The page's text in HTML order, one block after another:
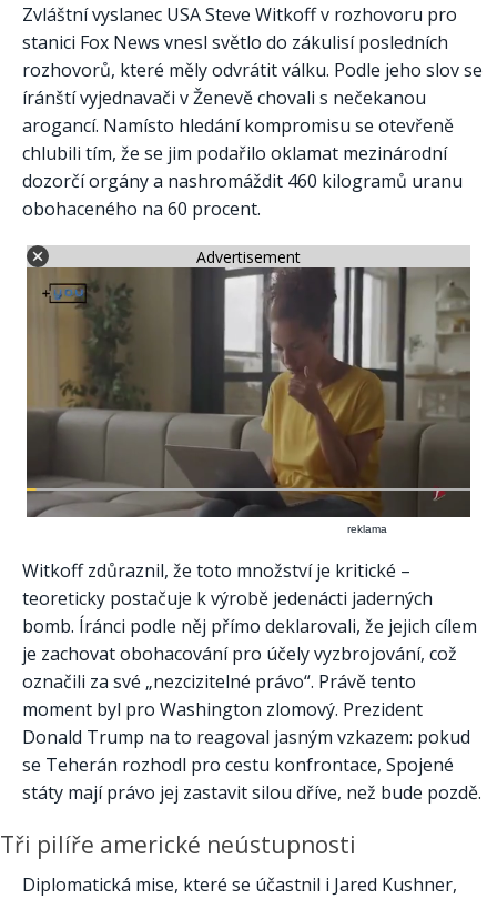
Zvláštní vyslanec USA Steve Witkoff v rozhovoru pro
stanici Fox News vnesl světlo do zákulisí posledních
rozhovorů, které měly odvrátit válku. Podle jeho slov se
íránští vyjednavači v Ženevě chovali s nečekanou
arogancí. Namísto hledání kompromisu se otevřeně
chlubili tím, že se jim podařilo oklamat mezinárodní
dozorčí orgány a nashromáždit 460 kilogramů uranu
obohaceného na 60 procent.
Advertisement
reklama
Witkoff zdůraznil, že toto množství je kritické –
teoreticky postačuje k výrobě jedenácti jaderných
bomb. Íránci podle něj přímo deklarovali, že jejich cílem
je zachovat obohacování pro účely vyzbrojování, což
označili za své „nezcizitelné právo“. Právě tento
moment byl pro Washington zlomový. Prezident
Donald Trump na to reagoval jasným vzkazem: pokud
se Teherán rozhodl pro cestu konfrontace, Spojené
státy mají právo jej zastavit silou dříve, než bude pozdě.
Tři pilíře americké neústupnosti
Diplomatická mise, které se účastnil i Jared Kushner,